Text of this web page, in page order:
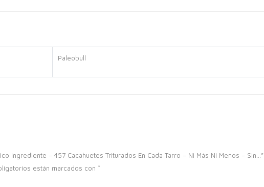
Paleobull
Ingrediente – 457 Cacahuetes Triturados En Cada Tarro – Ni Más Ni Menos – Sin…”
están marcados con *